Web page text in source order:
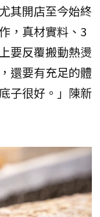
其開店至今始終
，真材實料、3
要反覆搬動熱燙
還要有充足的體
子很好。」陳新